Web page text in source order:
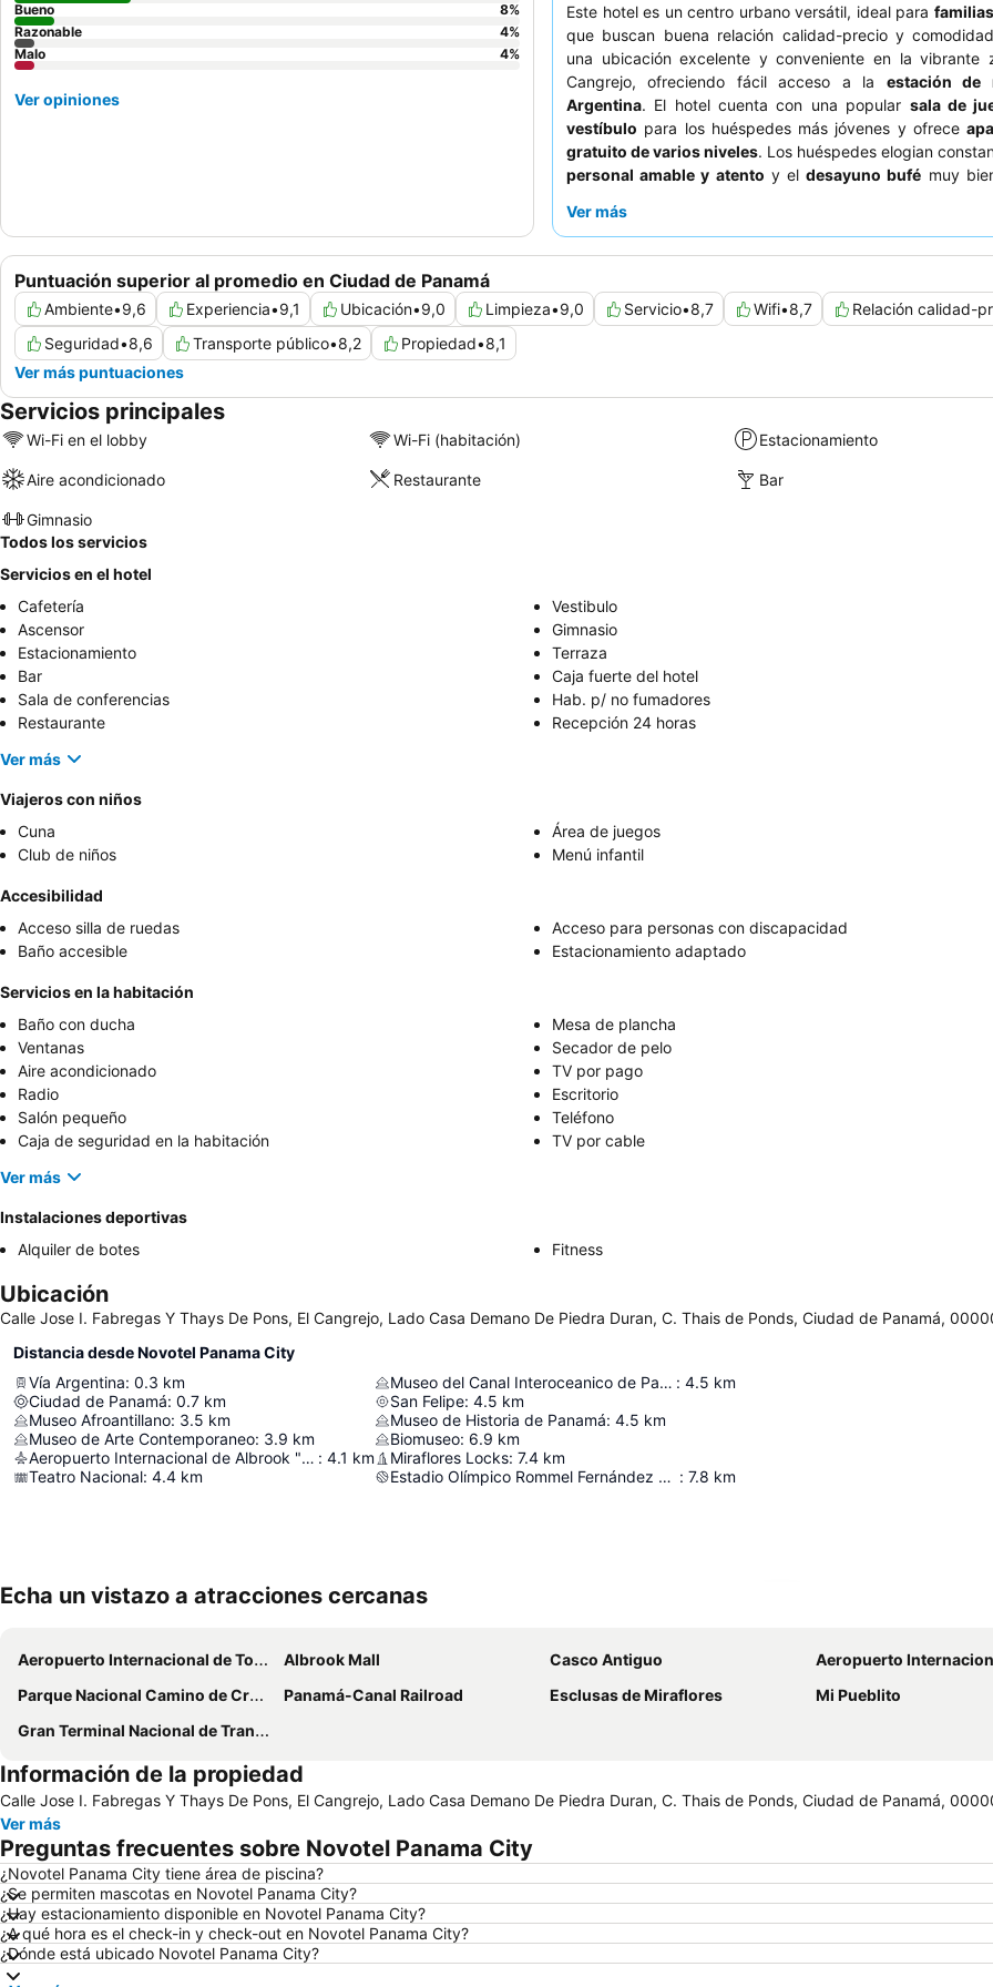
Este hotel es un centro urbano versátil, ideal para familias
que buscan buena relación calidad-precio y
una ubicación excelente y conveniente en la vibrante
Cangrejo, ofreciendo fácil acceso a la estación de
Argentina. El hotel cuenta con una popular sala de
vestíbulo para los huéspedes más jóvenes y ofrece
gratuito de varios niveles. Los huéspedes elogian
personal amable y atento y eldesayuno bufé muy
considere solicitar una de las
Ver más
Puntuación superior al promedio en Ciudad de Panamá
Ambiente•9,6 Experiencia•9,1 Ubicación•9,0 Limpieza•9,0 Servicio•8,7 Wifi•8,7 Relación calidad-
Seguridad•8,6 Transporte público•8,2 Propiedad•8,1
Ver más puntuaciones
Bueno
8%
Razonable
4%
Malo
4%
Ver opiniones
Servicios principales
Wi-Fi en el lobby Wi-Fi (habitación) Estacionamiento
Aire acondicionado Restaurante Bar
Gimnasio
Todos los servicios
Servicios en el hotel
Cafetería
Vestibulo
Ascensor
Gimnasio
Estacionamiento
Terraza
Bar
Caja fuerte del hotel
Sala de conferencias
Hab. p/ no fumadores
Restaurante
Recepción 24 horas
Ver más
Viajeros con niños
Cuna
Área de juegos
Club de niños
Menú infantil
Accesibilidad
Acceso silla de ruedas
Acceso para personas con discapacidad
Baño accesible
Estacionamiento adaptado
Servicios en la habitación
Baño con ducha
Mesa de plancha
Ventanas
Secador de pelo
Aire acondicionado
TV por pago
Radio
Escritorio
Salón pequeño
Teléfono
Caja de seguridad en la habitación
TV por cable
Ver más
Instalaciones deportivas
Alquiler de botes
Fitness
Ubicación
Calle Jose I. Fabregas Y Thays De Pons, El Cangrejo, Lado Casa Demano De Piedra Duran, C. Thais de Ponds, Ciudad de Panamá,
Distancia desde Novotel Panama City
Vía Argentina: 0.3 km
Ciudad de Panamá: 0.7 km
Museo Afroantillano: 3.5 km
Museo de Arte Contemporaneo: 3.9 km
Aeropuerto Internacional de Albrook "Marcos A. Gelabert" : 4.1 km
Teatro Nacional: 4.4 km
Museo del Canal Interoceanico de Panama : 4.5 km
San Felipe: 4.5 km
Museo de Historia de Panamá: 4.5 km
Biomuseo: 6.9 km
Miraflores Locks: 7.4 km
Estadio Olímpico Rommel Fernández Gutiérrez : 7.8 km
Echa un vistazo a atracciones cercanas
Aeropuerto Internacional de Tocumen Albrook Mall Casco Antiguo
Aeropuerto Internacional Marcos A
Parque Nacional Camino de Cruces
Panamá-Canal Railroad Esclusas de Miraflores
Mi Pueblito
Gran Terminal Nacional de Transporte de Albrook
Información de la propiedad
Calle Jose I. Fabregas Y Thays De Pons, El Cangrejo, Lado Casa Demano De Piedra Duran, C. Thais de Ponds, Ciudad de Panamá,
Ver más
Preguntas frecuentes sobre Novotel Panama City
¿Novotel Panama City tiene área de piscina?
¿Se permiten mascotas en Novotel Panama City?
¿Hay estacionamiento disponible en Novotel Panama City?
¿A qué hora es el check-in y check-out en Novotel Panama City?
¿Dónde está ubicado Novotel Panama City?